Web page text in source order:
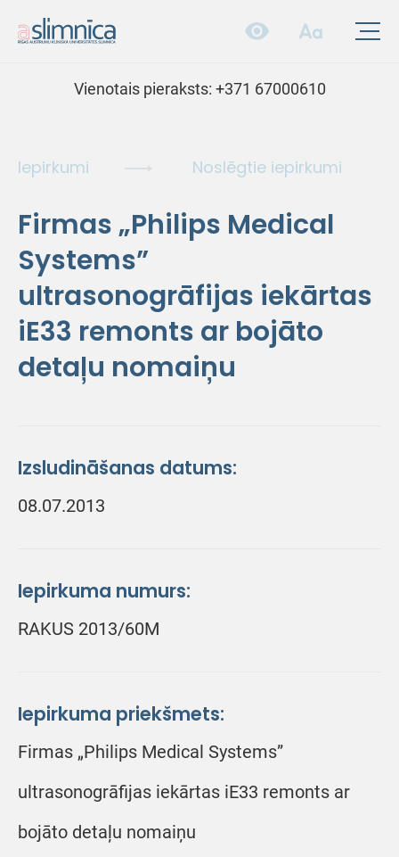
Vienotais pieraksts: +371 67000610
Iepirkumi Noslēgtie iepirkumi
Firmas „Philips Medical
Systems”
ultrasonogrāfijas iekārtas
iE33 remonts ar bojāto
detaļu nomaiņu
Izsludināšanas datums:
08.07.2013
Iepirkuma numurs:
RAKUS 2013/60M
Iepirkuma priekšmets:
Firmas „Philips Medical Systems”
ultrasonogrāfijas iekārtas iE33 remonts ar
bojāto detaļu nomaiņu